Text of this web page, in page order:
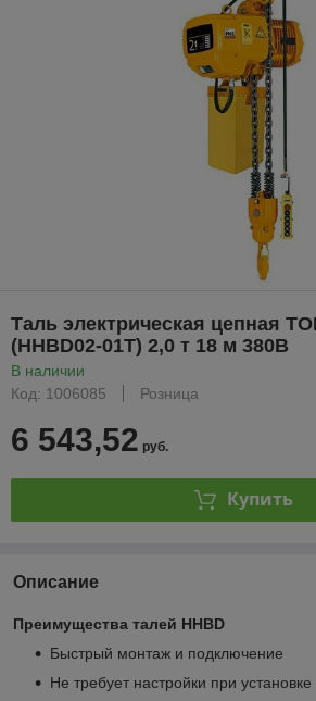
Таль электрическая цепная
(HHBD02-01T) 2,0 т 18 м 380В
В наличии
Код: 1006085
Розница
6 543,52 руб.
Купить
Описание
Преимущества талей HHBD
Быстрый монтаж и подключение
Не требует настройки при установке